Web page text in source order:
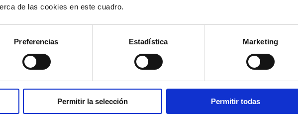
de las cookies en este cuadro.
Preferencias Estadística Marketing
Permitir la selección Permitir todas
12/05/2026